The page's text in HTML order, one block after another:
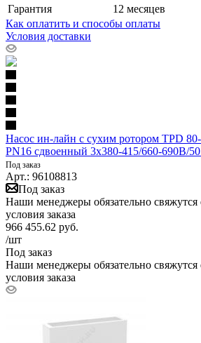
Гарантия
12 месяцев
Как оплатить и способы оплаты
Условия доставки
Насос ин-лайн с сухим ротором TPD
PN16 сдвоенный 3х380-415/660-690В/
Под заказ
Арт.: 96108813
Под заказ
Наши менеджеры обязательно свяжутся
условия заказа
966 455.62 руб.
/шт
Под заказ
Наши менеджеры обязательно свяжутся
условия заказа